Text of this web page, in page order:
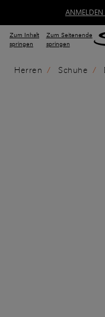
ANMELDEN
Zum Inhalt
springen
Zum Seitenende
springen
Herren Schuhe